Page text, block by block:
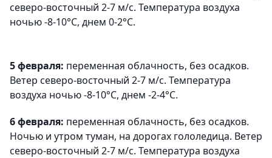
северо-восточный 2-7 м/с. Температура воздуха
ночью -8-10°С, днем 0-2°С.
5 февраля: переменная облачность, без осадков.
Ветер северо-восточный 2-7 м/с. Температура
воздуха ночью -8-10°С, днем -2-4°С.
6 февраля: переменная облачность, без осадков.
Ночью и утром туман, на дорогах гололедица. Ветер
северо-восточный 2-7 м/с. Температура воздуха